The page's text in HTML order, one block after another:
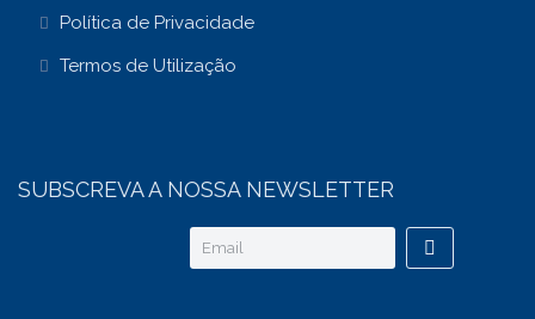
Política de Privacidade
Termos de Utilização
SUBSCREVA A NOSSA NEWSLETTER